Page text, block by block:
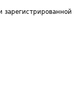
зарегистрированной